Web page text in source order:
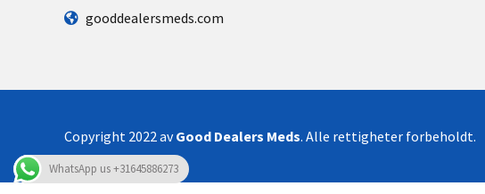
gooddealersmeds.com
Copyright 2022 avGood Dealers Meds. Alle rettigheter forbeholdt.
WhatsApp us +31645886273